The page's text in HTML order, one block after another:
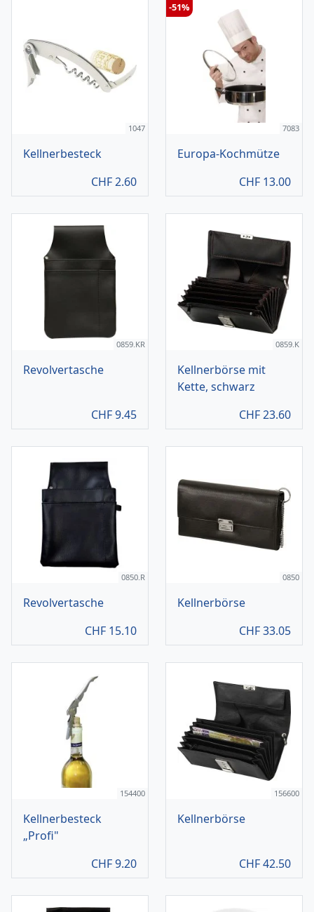
1047
Kellnerbesteck
CHF2.60
7083
Europa-Kochmütze
CHF 13.00
-51%
0859.KR
Revolvertasche
CHF9.45
0859.K
Kellnerbörse mit
Kette, schwarz
CHF23.60
0850.R
Revolvertasche
CHF 15.10
0850
Kellnerbörse
CHF33.05
154400
Kellnerbesteck
„Profi"
CHF9.20
156600
Kellnerbörse
CHF42.50